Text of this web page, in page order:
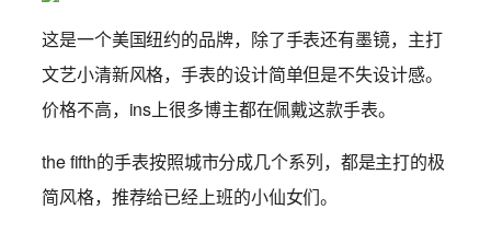
这是一个美国纽约的品牌，除了手表还有墨镜，主打
文艺小清新风格，手表的设计简单但是不失设计感。
价格不高，ins上很多博主都在佩戴这款手表。
the fifth的手表按照城市分成几个系列，都是主打的极
简风格，推荐给已经上班的小仙女们。